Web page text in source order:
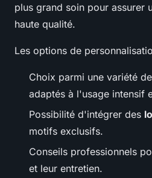
plus grand soin pour assurer
haute qualité.
Les options de
Choix parmi une variété de
adaptés à l'usage intensif
Possibilité d'intégrer des
motifs exclusifs.
Conseils professionnels
et leur entretien.